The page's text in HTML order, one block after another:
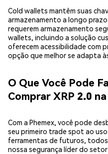
Cold wallets mantêm suas
armazenamento a longo
requerem armazenamento
wallets, incluindo a solução
oferecem acessibilidade com
opção que melhor se adapta
O Que Você Pode
Comprar XRP 2.0
Com a Phemex, você pode
seu primeiro trade spot ao
ferramentas de futuros,
nossa segurança líder do